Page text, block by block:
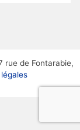
rue de Fontarabie,